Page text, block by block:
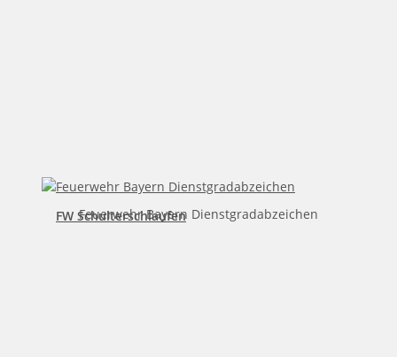
FW Schulterschlaufen
Feuerwehr Bayern Dienstgradabzeichen